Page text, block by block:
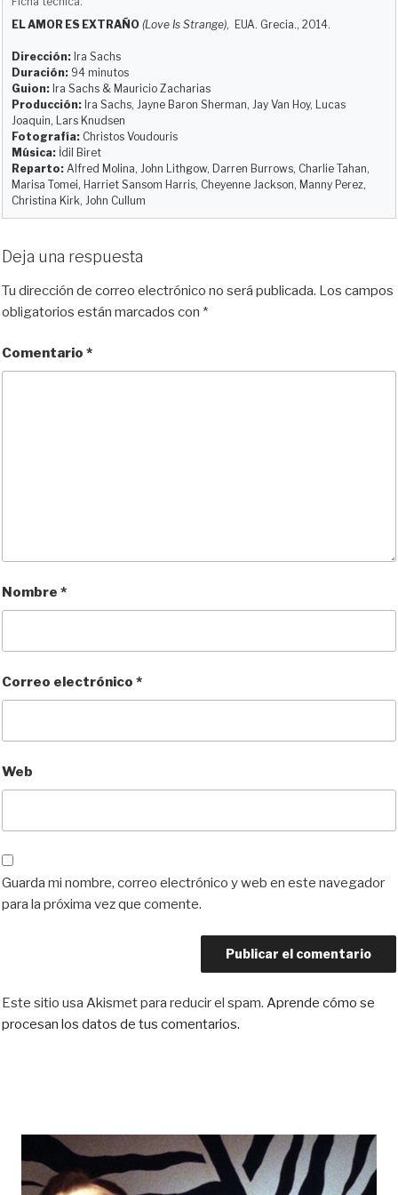
s
k
y
o
d
o
n
b
o
o
k
i
l
a
i
r
EL AMOR ES EXTRAÑO (Love Is Strange), EUA. Grecia., 2014.
Dirección: Ira Sachs
Duración: 94 minutos
Guion: Ira Sachs & Mauricio Zacharias
Producción: Ira Sachs, Jayne Baron Sherman, Jay Van Hoy, Lucas
Joaquin, Lars Knudsen
Fotografía: Christos Voudouris
Música: İdil Biret
Reparto: Alfred Molina, John Lithgow, Darren Burrows, Charlie Tahan,
Marisa Tomei, Harriet Sansom Harris, Cheyenne Jackson, Manny Perez,
Christina Kirk, John Cullum
Deja una respuesta
Tu dirección de correo electrónico no será publicada. Los campos
obligatorios están marcados con *
Comentario *
Nombre *
Correo electrónico *
Web
Guarda mi nombre, correo electrónico y web en este navegador
para la próxima vez que comente.
Este sitio usa Akismet para reducir el spam. Aprende cómo se
procesan los datos de tus comentarios.